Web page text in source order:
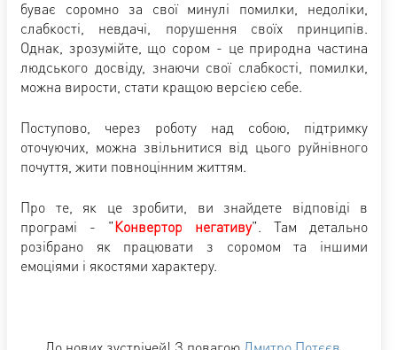
буває соромно за свої минулі помилки, недоліки,
слабкості, невдачі, порушення своїх принципів.
Однак, зрозумійте, що сором - це природна частина
людського досвіду, знаючи свої слабкості, помилки,
можна вирости, стати кращою версією себе.
Поступово, через роботу над собою, підтримку
оточуючих, можна звільнитися від цього руйнівного
почуття, жити повноцінним життям.
Про те, як це зробити, ви знайдете відповіді в
програмі - "Конвертор негативу". Там детально
розібрано як працювати з соромом та іншими
емоціями і якостями характеру.